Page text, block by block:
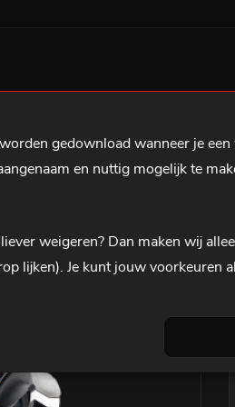
gedownload wanneer je
en nuttig mogelijk te
weigeren? Dan maken wij
lijken). Je kunt jouw voorkeuren
PRO GAMING Bundel